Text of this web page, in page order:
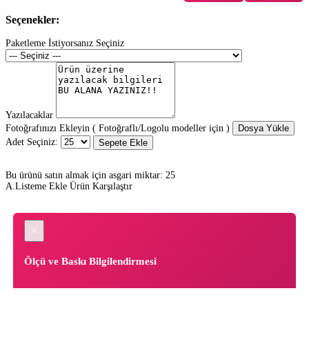
Seçenekler:
Paketleme İstiyorsanız Seçiniz
Yazılacaklar
Fotoğrafınızı Ekleyin ( Fotoğraflı/Logolu modeller için )
Dosya Yükle
Adet Seçiniz:
Sepete Ekle
Bu ürünü satın almak için asgari miktar: 25
A.Listeme Ekle Ürün Karşılaştır
Ölçü ve Baskı Bilgilendirmesi